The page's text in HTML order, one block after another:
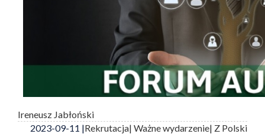
Ireneusz Jabłoński
2023-09-11 |Rekrutacja| Ważne wydarzenie| Z Polski